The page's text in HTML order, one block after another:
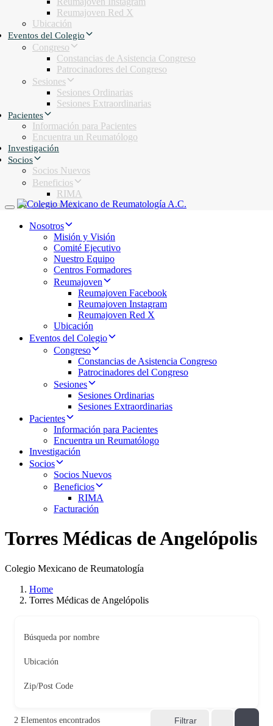
Reumajoven Red X
Ubicación
Eventos del Colegio
Congreso
Constancias de Asistencia Congreso
Patrocinadores del Congreso
Sesiones
Sesiones Ordinarias
Sesiones Extraordinarias
Pacientes
Información para Pacientes
Encuentra un Reumatólogo
Investigación
Socios
Socios Nuevos
Beneficios
RIMA
Facturación
Toggle navigation
Nosotros
Misión y Visión
Comité Ejecutivo
Nuestro Equipo
Centros Formadores
Reumajoven
Reumajoven Facebook
Reumajoven Instagram
Reumajoven Red X
Ubicación
Eventos del Colegio
Congreso
Constancias de Asistencia Congreso
Patrocinadores del Congreso
Sesiones
Sesiones Ordinarias
Sesiones Extraordinarias
Pacientes
Información para Pacientes
Encuentra un Reumatólogo
Investigación
Socios
Socios Nuevos
Beneficios
RIMA
Facturación
Torres Médicas de Angelópolis
Colegio Mexicano de Reumatología
Home
Torres Médicas de Angelópolis
Búsqueda por nombre
Ubicación
Zip/Post Code
2 Elementos encontrados Filtrar